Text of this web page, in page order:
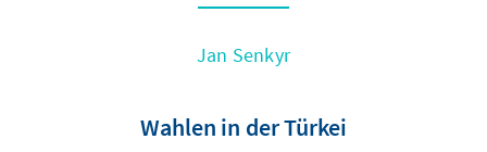
Jan Senkyr
Wahlen in der Türkei